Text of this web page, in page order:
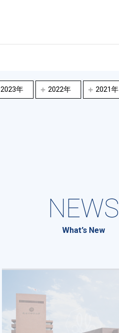
2023年 2022年 2021年
NEWS
What’s New